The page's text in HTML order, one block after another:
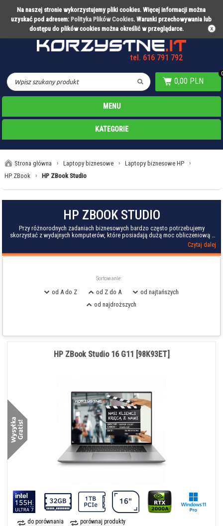
Na naszej stronie wykorzystujemy pliki cookies. Więcej informacji można
uzyskać pod adresem: Polityka Plików Cookies. Warunki przechowywania lub
dostępu do plików cookies można określić w przeglądarce.
Partner technologiczny Warty Poznań
tel. 616 791 792
0,00 PLN
0
MENU
KATEGORIE
Strona główna › Laptopy biznesowe › Laptopy biznesowe HP ›
HP ZBook › HP ZBook Studio
HP ZBOOK STUDIO
Przy różnorodnych zadaniach biznesowych bardzo często potrzebujemy
skorzystać z wydajnych komputerów, które posiadają dużą moc obliczeniową i
są jednocześnie mobilne. Biznesowe laptopy HP z rodziny ZBook Studio to
właśnie sprzęt stworzony z myślą o tworzeniu różnorodnych projektów, nie tylko
w biurze, ale także i w podróży czy nawet w terenie. Ekrany o wysokiej
poszukiwać źródła zasilania dla komputera. Oprócz wysokiej wydajności
o zastosowaniu najlepszych materiałów do wykonania obudowy, które
zapewniają jej dużą solidność. Wykorzystując serię notebooków ZBook Studio
od HP, można liczyć na idealny kompromis pomiędzy ceną, wydajnością, a
Czytaj dalej
Sortowanie:
od A do Z od Z do A
od najtańszych
od najdroższych
do porównania
porównaj produkty
HP ZBook Studio 16 G11 [98K93ET]